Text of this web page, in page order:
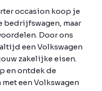
occasion koop je
bedrijfswagen, maar
Door ons
een Volkswagen
zakelijke eisen.
en ontdek de
een Volkswagen